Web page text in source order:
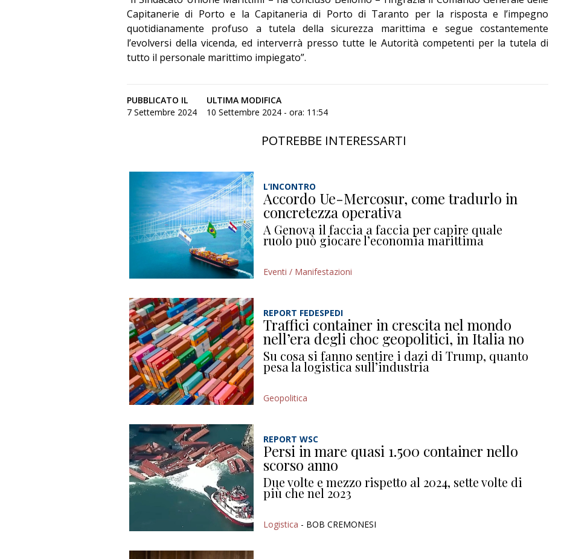
Capitanerie di Porto e la Capitaneria di Porto di Taranto per la risposta e l’impegno
quotidianamente profuso a tutela della sicurezza marittima e segue costantemente
l’evolversi della vicenda, ed interverrà presso tutte le Autorità competenti per la tutela di
tutto il personale marittimo impiegato”.
PUBBLICATO IL
7 Settembre 2024
ULTIMA MODIFICA
10 Settembre 2024 - ora: 11:54
POTREBBE INTERESSARTI
L’INCONTRO
Accordo Ue-Mercosur, come tradurlo in
concretezza operativa
A Genova il faccia a faccia per capire quale
ruolo può giocare l’economia marittima
Eventi / Manifestazioni
REPORT FEDESPEDI
Traffici container in crescita nel mondo
nell’era degli choc geopolitici, in Italia no
Su cosa si fanno sentire i dazi di Trump, quanto
pesa la logistica sull’industria
Geopolitica
REPORT WSC
Persi in mare quasi 1.500 container nello
scorso anno
Due volte e mezzo rispetto al 2024, sette volte di
più che nel 2023
Logistica - BOB CREMONESI